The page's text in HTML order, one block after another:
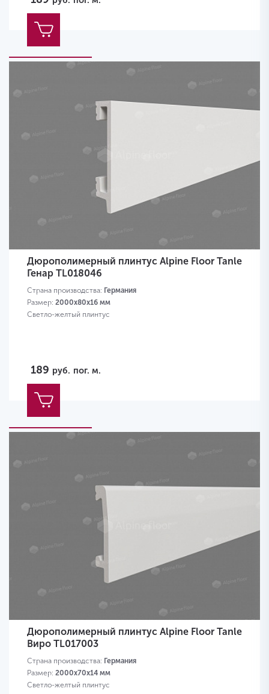
Дюрополимерный плинтус Alpine Floor Tanle
Генар TL018046
Страна производства: Германия
Размер: 2000х80x16 мм
Светло-желтый плинтус
189 руб. пог. м.
Дюрополимерный плинтус Alpine Floor Tanle
Виро TL017003
Страна производства: Германия
Размер: 2000х70x14 мм
Светло-желтый плинтус